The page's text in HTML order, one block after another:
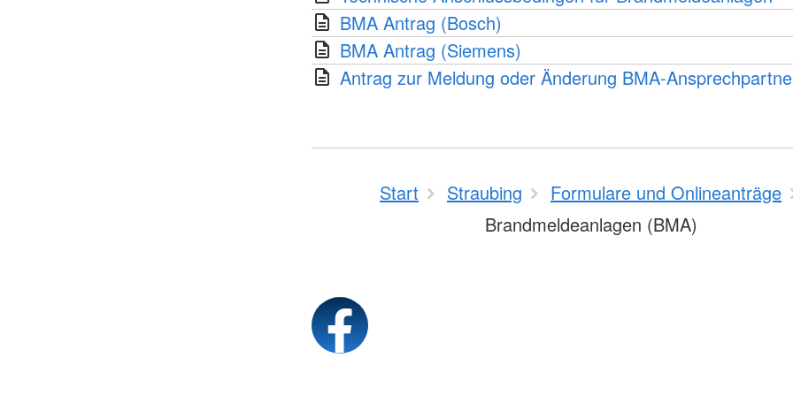
BMA Antrag (Bosch)
BMA Antrag (Siemens)
Antrag zur Meldung oder Änderung BMA-
Start Straubing
Formulare und Onlineanträge
Brandmeldeanlagen (BMA)